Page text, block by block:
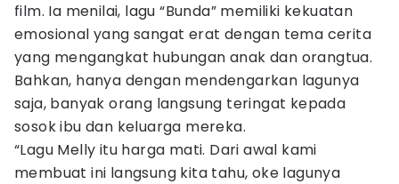
film. Ia menilai, lagu “Bunda” memiliki kekuatan
emosional yang sangat erat dengan tema cerita
yang mengangkat hubungan anak dan orangtua.
Bahkan, hanya dengan mendengarkan lagunya
saja, banyak orang langsung teringat kepada
sosok ibu dan keluarga mereka.
“Lagu Melly itu harga mati. Dari awal kami
membuat ini langsung kita tahu, oke lagunya